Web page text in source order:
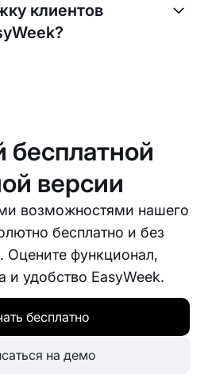
сетей. Это поможет
клиентов и
клиентов
бесплатной
версии
возможностями нашего
бесплатно и без
Оцените функционал,
и удобство EasyWeek.
бесплатно
на демо